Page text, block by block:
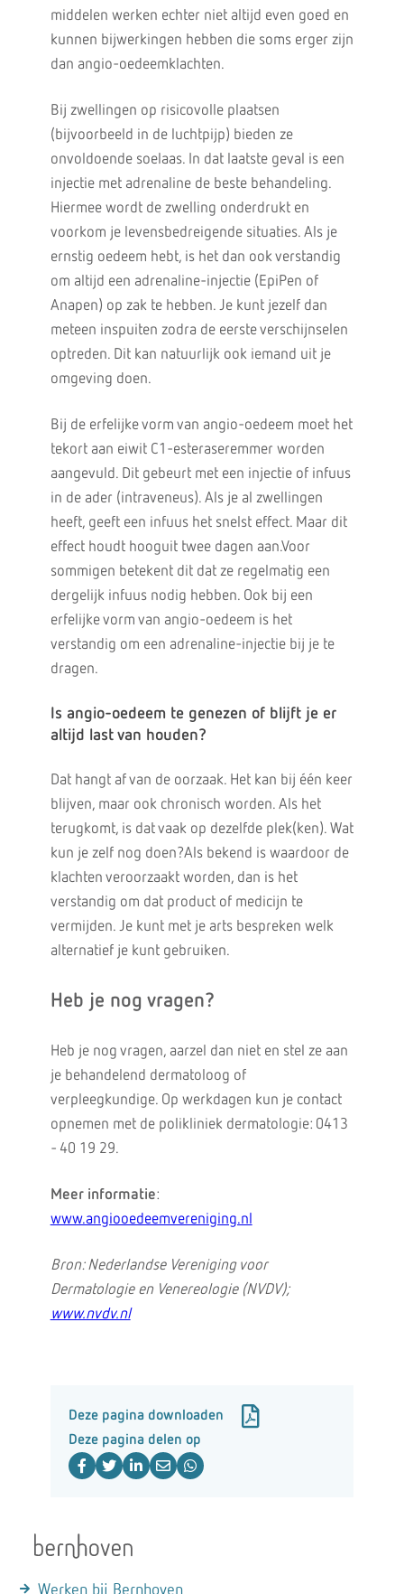
middelen werken echter niet altijd even goed en
kunnen bijwerkingen hebben die soms erger zijn
dan angio-oedeemklachten.
Bij zwellingen op risicovolle plaatsen
(bijvoorbeeld in de luchtpijp) bieden ze
onvoldoende soelaas. In dat laatste geval is een
injectie met adrenaline de beste behandeling.
Hiermee wordt de zwelling onderdrukt en
voorkom je levensbedreigende situaties. Als je
ernstig oedeem hebt, is het dan ook verstandig
om altijd een adrenaline-injectie (EpiPen of
Anapen) op zak te hebben. Je kunt jezelf dan
meteen inspuiten zodra de eerste verschijnselen
optreden. Dit kan natuurlijk ook iemand uit je
omgeving doen.
Bij de erfelijke vorm van angio-oedeem moet het
tekort aan eiwit C1-esteraseremmer worden
aangevuld. Dit gebeurt met een injectie of infuus
in de ader (intraveneus). Als je al zwellingen
heeft, geeft een infuus het snelst effect. Maar dit
effect houdt hooguit twee dagen aan.Voor
sommigen betekent dit dat ze regelmatig een
dergelijk infuus nodig hebben. Ook bij een
erfelijke vorm van angio-oedeem is het
verstandig om een adrenaline-injectie bij je te
dragen.
Is angio-oedeem te genezen of blijft je er
altijd last van houden?
Dat hangt af van de oorzaak. Het kan bij één keer
blijven, maar ook chronisch worden. Als het
terugkomt, is dat vaak op dezelfde plek(ken). Wat
kun je zelf nog doen?Als bekend is waardoor de
klachten veroorzaakt worden, dan is het
verstandig om dat product of medicijn te
vermijden. Je kunt met je arts bespreken welk
alternatief je kunt gebruiken.
Heb je nog vragen?
Heb je nog vragen, aarzel dan niet en stel ze aan
je behandelend dermatoloog of
verpleegkundige. Op werkdagen kun je contact
opnemen met de polikliniek dermatologie: 0413
- 40 19 29.
Meer informatie:
www.angiooedeemvereniging.nl
Bron: Nederlandse Vereniging voor
Dermatologie en Venereologie (NVDV);
www.nvdv.nl
Deze pagina downloaden
Deze pagina delen op
Werken bij Bernhoven